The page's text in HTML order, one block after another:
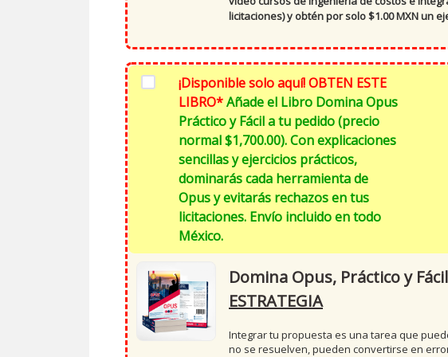
licitaciones)y obtén por solo $1.00 MXN un
¡Disponible solo aquí! OBTEN ESTE
LIBRO*Añade el Libro Domina Opus
Práctico y Fácil a tu pedido (precio
normal $1,700.00). Con explicaciones
sencillas y ejercicios prácticos,
dominarás cada herramienta de
Opus y evitarás rechazos en tus
licitaciones. Envío incluido en todo
México.
Domina Opus, Práctico y Fácil
ESTRATEGIA
Integrar tu propuesta es una tarea que
no se resuelven, pueden convertirse en